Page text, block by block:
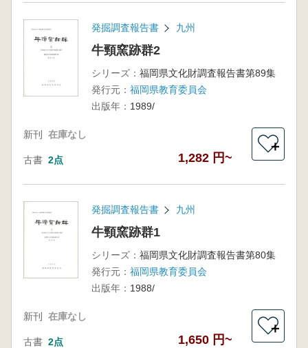
発掘調査報告書 九州
牛頸窯跡群2
シリーズ： 福岡県文化財調査報告書第89集
発行元： 福岡県教育委員会
出版年： 1989/
新刊 在庫なし
古書 2点 1,282 円~
＋
発掘調査報告書 九州
牛頸窯跡群1
シリーズ： 福岡県文化財調査報告書第80集
発行元： 福岡県教育委員会
出版年： 1988/
新刊 在庫なし
古書 2点 1,650 円~
＋